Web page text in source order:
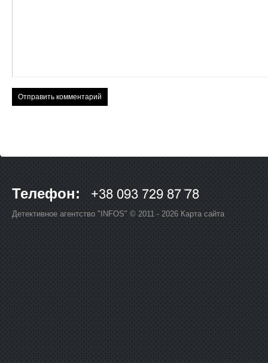
Телефон:
Детективное агентство "INFOS" © 2011 - 2026 Карта сайта